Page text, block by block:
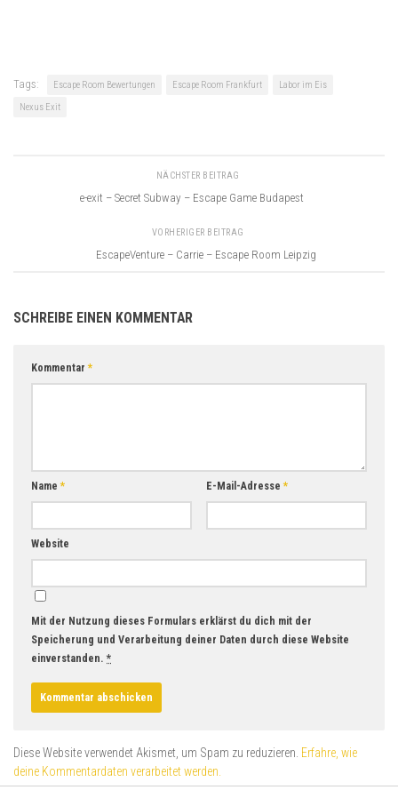
Tags: Escape Room Bewertungen Escape Room Frankfurt
Labor im Eis
Nexus Exit
NÄCHSTER BEITRAG
e-exit – Secret Subway – Escape Game Budapest
VORHERIGER BEITRAG
EscapeVenture – Carrie – Escape Room Leipzig
SCHREIBE EINEN KOMMENTAR
Kommentar*
Name* E-Mail-Adresse*
Website
Mit der Nutzung dieses Formulars erklärst du dich mit der
Speicherung und Verarbeitung deiner Daten durch diese Website
einverstanden. *
Diese Website verwendet Akismet, um Spam zu reduzieren. Erfahre, wie
deine Kommentardaten verarbeitet werden.